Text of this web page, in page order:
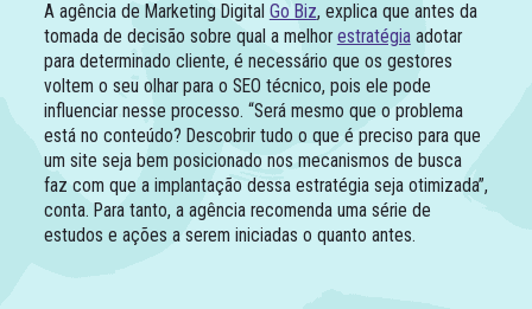
A agência de Marketing Digital Go Biz, explica que antes da
tomada de decisão sobre qual a melhorestratégiaadotar
para determinado cliente, é necessário que os gestores
voltem o seu olhar para o SEO técnico, pois ele pode
influenciar nesse processo. “Será mesmo que o problema
está no conteúdo? Descobrir tudo o que é preciso para que
um site seja bem posicionado nos mecanismos de busca
faz com que a implantação dessa estratégia seja otimizada”,
conta. Para tanto, a agência recomenda uma série de
estudos e ações a serem iniciadas o quanto antes.